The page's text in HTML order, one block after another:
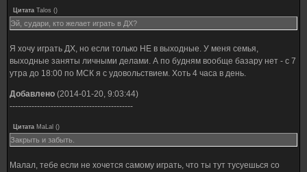
Цитата Talos ()
Эй, судари, кто желает играть в ДХ?
Я хочу играть ДХ, но если только НЕ в выходные. У меня семья,
выходные заняты личными делами. А по будням вообще базару нет - с 7
утра до 18:00 по МСК я с удовольствием. Хоть 4 часа в день.
Добавлено (2014-01-20, 9:03:44)
---------------------------------------------
Цитата MaLal ()
Закрыть и забыть.
Малал, тебе если не хочется самому играть, что ты тут тусуешься со